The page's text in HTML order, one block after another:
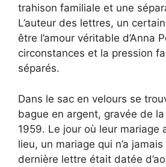
trahison familiale et une
L’auteur des lettres, un
être l’amour véritable d’Anna
circonstances et la pression
séparés.
Dans le sac en velours se
bague en argent, gravée de
1959. Le jour où leur mariage
lieu, un mariage qui n’a
dernière lettre était datée